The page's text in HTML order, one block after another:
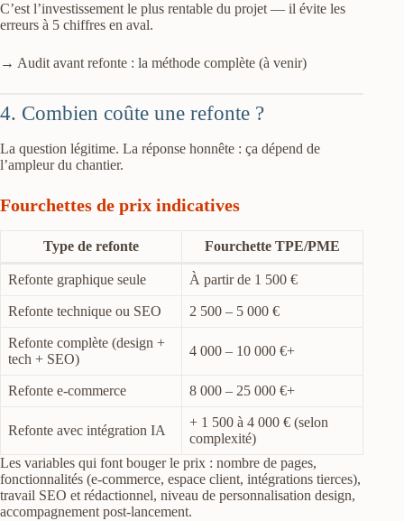
C’est l’investissement le plus rentable du projet — il évite les
erreurs à 5 chiffres en aval.
→ Audit avant refonte : la méthode complète (à venir)
4. Combien coûte une refonte ?
La question légitime. La réponse honnête : ça dépend de
l’ampleur du chantier.
Fourchettes de prix indicatives
Type de refonte Fourchette TPE/PME
Refonte graphique seule À partir de 1 500 €
Refonte technique ou SEO 2 500 – 5 000 €
Refonte complète (design +
tech + SEO)
4 000 – 10 000 €+
Refonte e-commerce 8 000 – 25 000 €+
Refonte avec intégration IA
+ 1 500 à 4 000 € (selon
complexité)
Les variables qui font bouger le prix : nombre de pages,
fonctionnalités (e-commerce, espace client, intégrations tierces),
travail SEO et rédactionnel, niveau de personnalisation design,
accompagnement post-lancement.